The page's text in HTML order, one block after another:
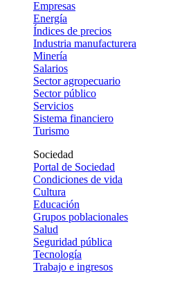
Empresas
Energía
Índices de precios
Industria manufacturera
Minería
Salarios
Sector agropecuario
Sector público
Servicios
Sistema financiero
Turismo
Sociedad
Portal de Sociedad
Condiciones de vida
Cultura
Educación
Grupos poblacionales
Salud
Seguridad pública
Tecnología
Trabajo e ingresos